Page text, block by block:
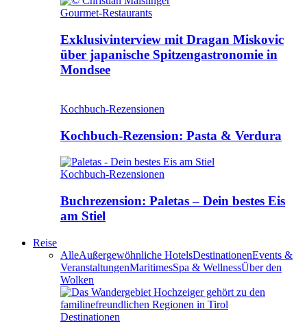
Gourmet-Restaurants
Exklusivinterview mit Dragan Miskovic
über japanische Spitzengastronomie in
Mondsee
Kochbuch-Rezensionen
Kochbuch-Rezension: Pasta & Verdura
Kochbuch-Rezensionen
Buchrezension: Paletas – Dein bestes Eis
am Stiel
Reise
AlleAußergewöhnliche HotelsDestinationenEvents &
VeranstaltungenMaritimesSpa & WellnessÜber den
Wolken
Destinationen